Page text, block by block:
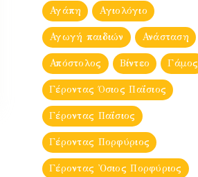
Αγάπη Αγιολόγιο
Αγωγή παιδιών Ανάσταση
Απόστολος Βίντεο Γάμος
Γέροντας Όσιος Παΐσιος
Γέροντας Παΐσιος
Γέροντας Πορφύριος
Γέροντας Ὀσιος Πορφύριος